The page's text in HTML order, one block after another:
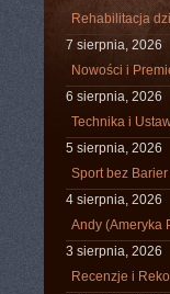
Rehabilitacja
7 sierpnia, 2026
Nowości i
6 sierpnia, 2026
Technika i
5 sierpnia, 2026
Sport bez Barier
4 sierpnia, 2026
Andy (Ameryka
3 sierpnia, 2026
Recenzje i